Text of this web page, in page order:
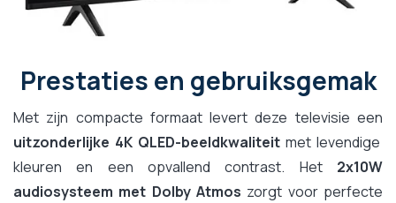
Prestaties en gebruiksgemak
Met zijn compacte formaat levert deze televisie een
uitzonderlijke 4K QLED-beeldkwaliteit met levendige
kleuren en een opvallend contrast. Het 2x10W
audiosysteem met Dolby Atmos zorgt voor perfecte